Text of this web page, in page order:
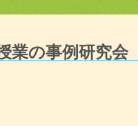
業の事例研究会